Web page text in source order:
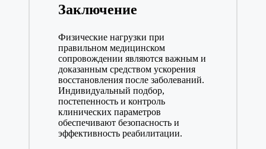
Заключение
Физические нагрузки при
правильном медицинском
сопровождении являются важным и
доказанным средством ускорения
восстановления после заболеваний.
Индивидуальный подбор,
постепенность и контроль
клинических параметров
обеспечивают безопасность и
эффективность реабилитации.